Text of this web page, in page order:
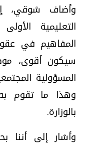
وأضاف شوقي،
التعليمية
المفاهيم في
سيكون أقوى،
المسؤولية
وهذا ما تقوم به
بالوزارة.
وأشار إلى أننا